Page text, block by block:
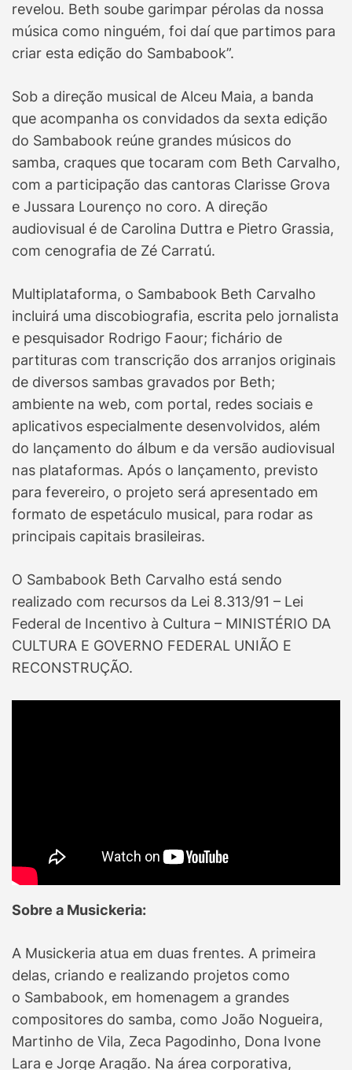
revelou. Beth soube garimpar pérolas da nossa
música como ninguém, foi daí que partimos para
criar esta edição do Sambabook”.
Sob a direção musical de Alceu Maia, a banda
que acompanha os convidados da sexta edição
do Sambabook reúne grandes músicos do
samba, craques que tocaram com Beth Carvalho,
com a participação das cantoras Clarisse Grova
e Jussara Lourenço no coro. A direção
audiovisual é de Carolina Duttra e Pietro Grassia,
com cenografia de Zé Carratú.
Multiplataforma, o Sambabook Beth Carvalho
incluirá uma discobiografia, escrita pelo jornalista
e pesquisador Rodrigo Faour; fichário de
partituras com transcrição dos arranjos originais
de diversos sambas gravados por Beth;
ambiente na web, com portal, redes sociais e
aplicativos especialmente desenvolvidos, além
do lançamento do álbum e da versão audiovisual
nas plataformas. Após o lançamento, previsto
para fevereiro, o projeto será apresentado em
formato de espetáculo musical, para rodar as
principais capitais brasileiras.
O Sambabook Beth Carvalho está sendo
realizado com recursos da Lei 8.313/91 – Lei
Federal de Incentivo à Cultura – MINISTÉRIO DA
CULTURA E GOVERNO FEDERAL UNIÃO E
RECONSTRUÇÃO.
Sobre a Musickeria:
A Musickeria atua em duas frentes. A primeira
delas, criando e realizando projetos como
o Sambabook, em homenagem a grandes
compositores do samba, como João Nogueira,
Martinho de Vila, Zeca Pagodinho, Dona Ivone
Lara e Jorge Aragão. Na área corporativa,